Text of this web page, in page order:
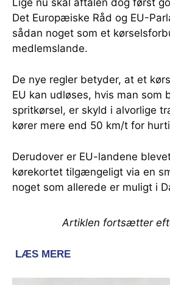
Det Europæiske Råd og EU-
sådan noget som et
medlemslande.
De nye regler betyder, at et
EU kan udløses, hvis man som
spritkørsel, er skyld i alvorlige
kører mere end 50 km/t for
Derudover er EU-landene
kørekortet tilgængeligt via en
noget som allerede er muligt i
Artiklen fortsætter